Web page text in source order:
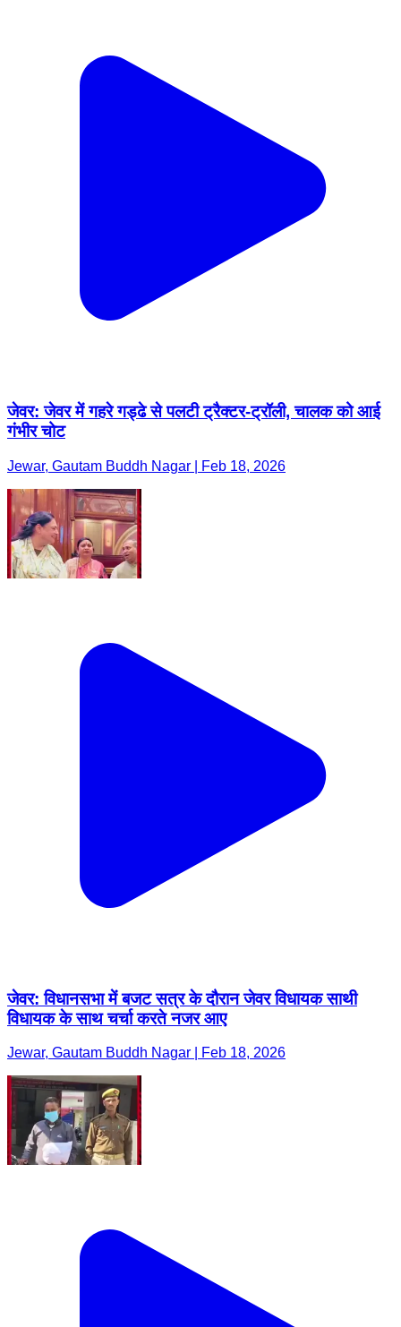
जेवर: जेवर में गहरे गड्ढे से पलटी ट्रैक्टर-ट्रॉली, चालक को आई
गंभीर चोट
Jewar, Gautam Buddh Nagar | Feb 18, 2026
जेवर: विधानसभा में बजट सत्र के दौरान जेवर विधायक साथी
विधायक के साथ चर्चा करते नजर आए
Jewar, Gautam Buddh Nagar | Feb 18, 2026